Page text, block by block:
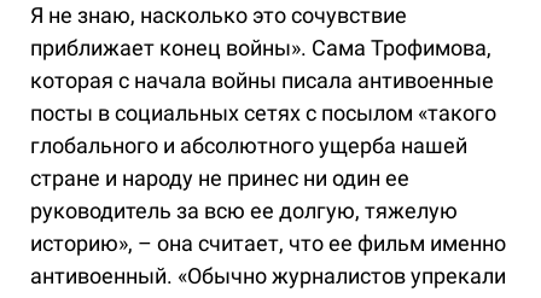
Я не знаю, насколько это сочувствие
приближает конец войны». Сама Трофимова,
которая с начала войны писала антивоенные
посты в социальных сетях с посылом «такого
глобального и абсолютного ущерба нашей
стране и народу не принес ни один ее
руководитель за всю ее долгую, тяжелую
историю», – она считает, что ее фильм именно
антивоенный. «Обычно журналистов упрекали